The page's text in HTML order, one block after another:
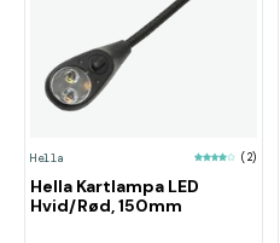
Hella (2)
Hella Kartlampa LED
Hvid/Rød, 150mm